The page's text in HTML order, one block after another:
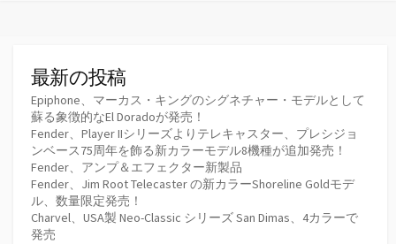
ペ
ー
ジ
送
り
最新の投稿
Epiphone、マーカス・キングのシグネチャー・モデルとして
蘇る象徴的なEl Doradoが発売！
Fender、Player IIシリーズよりテレキャスター、プレシジョ
ンベース75周年を飾る新カラーモデル8機種が追加発売！
Fender、アンプ＆エフェクター新製品
Fender、Jim Root Telecaster の新カラーShoreline Goldモデ
ル、数量限定発売！
Charvel、USA製 Neo-Classic シリーズ San Dimas、4カラーで
発売